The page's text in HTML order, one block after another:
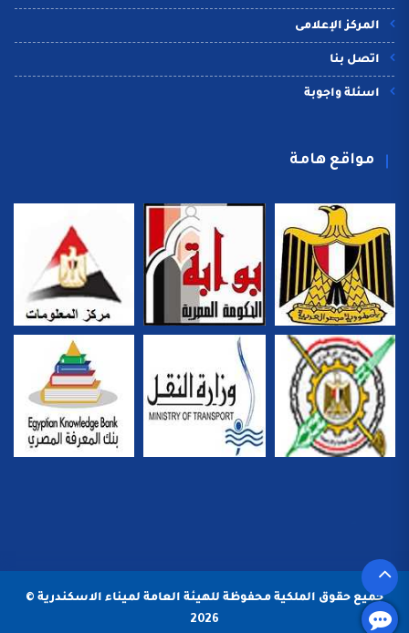
المركز الإعلامى
اتصل بنا
اسئلة واجوبة
مواقع هامة
جميع حقوق الملكية محفوظة للهيئة العامة لميناء الاسكندرية ©
2026